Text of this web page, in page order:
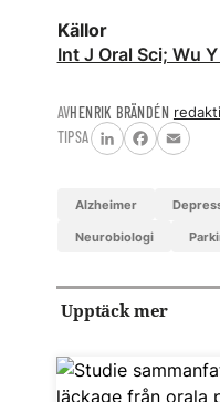
Källor
Int J Oral Sci; Wu
AVHENRIK BRÄNDÉN
TIPSA
LinkedInFacebook
Email
alzheimer
neurobiologi
Upptäck mer